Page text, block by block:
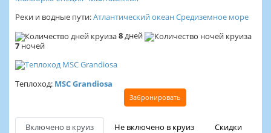
Реки и водные пути:Атлантический океан Средиземное море
8дней
7 ночей
Теплоход: MSC Grandiosa
Забронировать
Включено в круиз Не включено в круиз Скидки